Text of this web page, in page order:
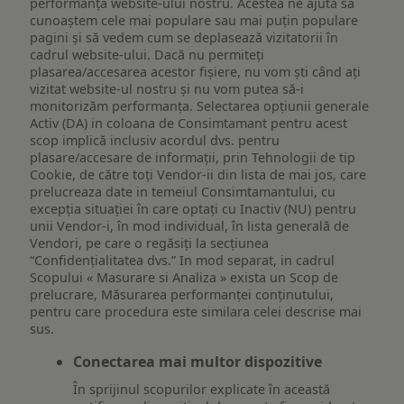
cunoaștem cele mai populare sau mai puțin populare
pagini și să vedem cum se deplasează vizitatorii în
cadrul website-ului. Dacă nu permiteți
plasarea/accesarea acestor fișiere, nu vom ști când ați
vizitat website-ul nostru și nu vom putea să-i
monitorizăm performanța. Selectarea opțiunii generale
Activ (DA) in coloana de Consimtamant pentru acest
scop implică inclusiv acordul dvs. pentru
plasare/accesare de informații, prin Tehnologii de tip
Cookie, de către toți Vendor-ii din lista de mai jos, care
prelucreaza date in temeiul Consimtamantului, cu
excepția situației în care optați cu Inactiv (NU) pentru
unii Vendor-i, în mod individual, în lista generală de
Vendori, pe care o regăsiți la secțiunea
“Confidențialitatea dvs.” In mod separat, in cadrul
Scopului « Masurare si Analiza » exista un Scop de
prelucrare, Măsurarea performanței conținutului,
pentru care procedura este similara celei descrise mai
sus.
Conectarea mai multor dispozitive
În sprijinul scopurilor explicate în această